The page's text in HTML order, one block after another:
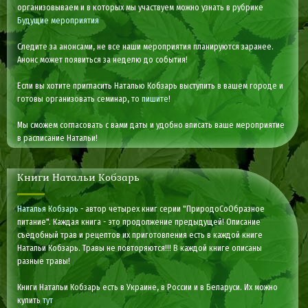
организовываем и в которых мы участвуем можно узнать в рубрике
Будущие мероприятия
Следите за анонсами, не все наши мероприятия планируются заранее.
Анонс может появиться за неделю до события!
Если вы хотите пригласить Наталью Кобзарь выступить в вашем городе и
готовы организовать семинар, топишите!
Мы сможем согласовать с вами даты и удобно вписать ваше мероприятие
в расписание Натальи!
Книги Натальи Кобзарь
Наталья Кобзарь - автор четырех книг серии "ПриродоСоОбразное
питание". Каждая книга - это продолжение предыдущей! Описание
съедобный трав и рецептов их приготовления есть в каждой книге
Натальи Кобзарь. Травы не повторяются!!! В каждой книге описаны
разные травы!
Книги Натальи Кобзарь есть в Украине, в России и в Беларуси. Их можно
купитьтут